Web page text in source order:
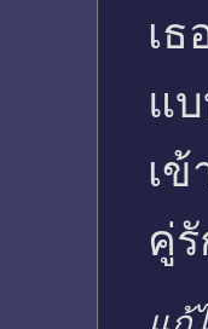
เ
แ
เ
คู่